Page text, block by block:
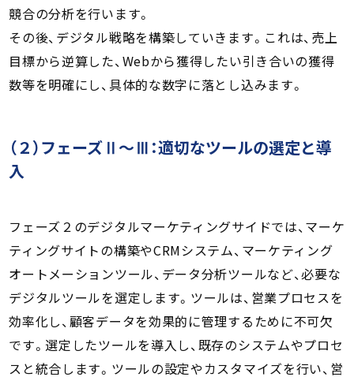
競合の分析を行います。
その後、デジタル戦略を構築していきます。これは、売上
目標から逆算した、Webから獲得したい引き合いの獲得
数等を明確にし、具体的な数字に落とし込みます。
（２）フェーズⅡ～Ⅲ：適切なツールの選定と導
入
フェーズ２のデジタルマーケティングサイドでは、マーケ
ティングサイトの構築やCRMシステム、マーケティング
オートメーションツール、データ分析ツールなど、必要な
デジタルツールを選定します。ツールは、営業プロセスを
効率化し、顧客データを効果的に管理するために不可欠
です。選定したツールを導入し、既存のシステムやプロセ
スと統合します。ツールの設定やカスタマイズを行い、営